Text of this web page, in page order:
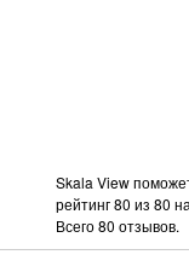
Skala View
рейтинг80 из 80
Всего80 отзывов.